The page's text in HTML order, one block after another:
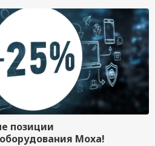
позиции
Moxa!